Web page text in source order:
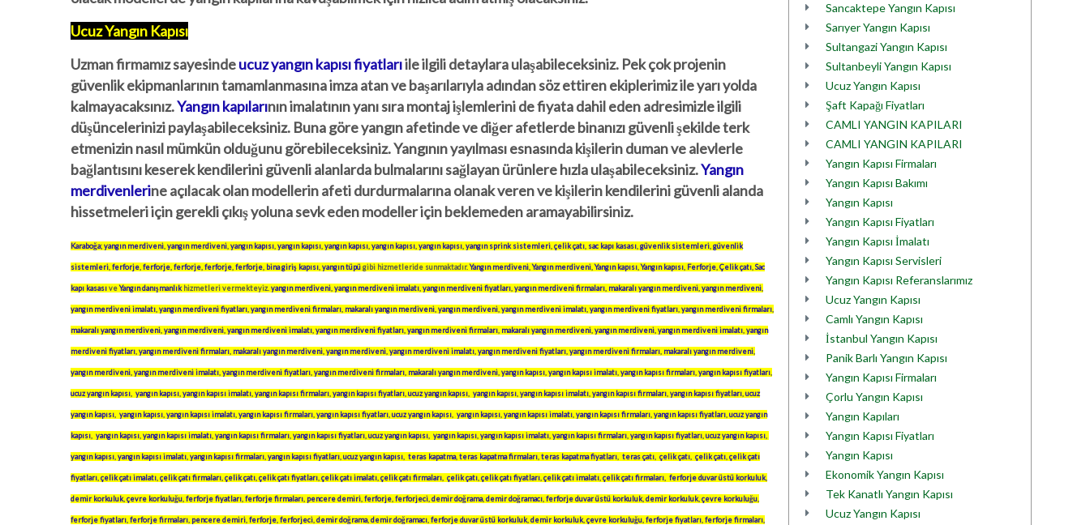
Ucuz Yangın Kapısı
Uzman firmamız sayesindeucuz yangın kapısı fiyatlarıile ilgili detaylara ulaşabileceksiniz. Pek çok projenin
güvenlik ekipmanlarının tamamlanmasına imza atan ve başarılarıyla adından söz ettiren ekiplerimiz ile yarı yolda
kalmayacaksınız.Yangın kapılarının imalatının yanı sıra montaj işlemlerini de fiyata dahil eden adresimizle ilgili
düşüncelerinizi paylaşabileceksiniz. Buna göre yangın afetinde ve diğer afetlerde binanızı güvenli şekilde terk
etmenizin nasıl mümkün olduğunu görebileceksiniz. Yangının yayılması esnasında kişilerin duman ve alevlerle
bağlantısını keserek kendilerini güvenli alanlarda bulmalarını sağlayan ürünlere hızla ulaşabileceksiniz.Yangın
merdivenlerine açılacak olan modellerin afeti durdurmalarına olanak veren ve kişilerin kendilerini güvenli alanda
hissetmeleri için gerekli çıkış yoluna sevk eden modeller için beklemeden aramayabilirsiniz.
Karaboğa;yangın merdiveni yangın merdiveni yangın kapısı yangın kapısı yangın kapısı yangın kapısı yangın kapısı yangın sprink sistemleri çelik çatı sac kapı kasası güvenlik sistemleri güvenlik
sistemleri ferforje ferforje ferforje ferforje ferforje bina giriş kapısı yangın tüpügibi hizmetleride sunmaktadır.Yangın merdiveni ,Yangın merdiveni ,Yangın kapısı ,Yangın kapısı Ferforje Çelik çatı Sac
kapı kasasıveYangın danışmanlıkhizmetleri vermekteyiz. yangın merdiveni yangın merdiveni imalatı yangın merdiveni fiyatları yangın merdiveni firmaları makaralı yangın merdiveni yangın merdiveni
yangın merdiveni imalatı yangın merdiveni fiyatları yangın merdiveni firmaları makaralı yangın merdiveni yangın merdiveni yangın merdiveni imalatı yangın merdiveni fiyatları yangın merdiveni firmaları
makaralı yangın merdiveni yangın merdiveni yangın merdiveni imalatı yangın merdiveni fiyatları yangın merdiveni firmaları makaralı yangın merdiveni yangın merdiveni yangın merdiveni imalatı yangın
merdiveni fiyatları yangın merdiveni firmaları makaralı yangın merdiveni yangın merdiveni yangın merdiveni imalatı yangın merdiveni fiyatları yangın merdiveni firmaları makaralı yangın merdiveni
yangın merdiveni yangın merdiveni imalatı yangın merdiveni fiyatları yangın merdiveni firmaları makaralı yangın merdiveni yangın kapısı yangın kapısı imalatı yangın kapısı firmaları yangın kapısı fiyatları
ucuz yangın kapısı yangın kapısı yangın kapısı imalatı yangın kapısı firmaları yangın kapısı fiyatları ucuz yangın kapısı yangın kapısı yangın kapısı imalatı yangın kapısı firmaları yangın kapısı fiyatları ucuz
yangın kapısı yangın kapısı yangın kapısı imalatı yangın kapısı firmaları yangın kapısı fiyatları ucuz yangın kapısı yangın kapısı yangın kapısı imalatı yangın kapısı firmaları yangın kapısı fiyatları ucuz yangın
kapısı yangın kapısı yangın kapısı imalatı yangın kapısı firmaları yangın kapısı fiyatları ucuz yangın kapısı yangın kapısı yangın kapısı imalatı yangın kapısı firmaları yangın kapısı fiyatları ucuz yangın kapısı
yangın kapısı yangın kapısı imalatı yangın kapısı firmaları yangın kapısı fiyatları ucuz yangın kapısı teras kapatma, teras kapatma firmaları teras kapatma fiyatları teras çatı çelik çatı çelik çatı çelik çatı
fiyatları çelik çatı imalatı çelik çatı firmaları çelik çatı çelik çatı fiyatları çelik çatı imalatı çelik çatı firmaları çelik çatı çelik çatı fiyatları çelik çatı imalatı çelik çatı firmaları ferforje duvar üstü korkuluk,
demir korkuluk, çevre korkuluğu ferforje fiyatları ferforje firmaları pencere demiri ferforje ferforjeci demir doğrama, demir doğramacı ferforje duvar üstü korkuluk, demir korkuluk, çevre korkuluğu
ferforje fiyatları ferforje firmaları pencere demiri ferforje ferforjeci demir doğrama, demir doğramacı ferforje duvar üstü korkuluk, demir korkuluk, çevre korkuluğu ferforje fiyatları ferforje firmaları
Sancaktepe Yangın Kapısı
Sarıyer Yangın Kapısı
Sultangazi Yangın Kapısı
Sultanbeyli Yangın Kapısı
Ucuz Yangın Kapısı
Şaft Kapağı Fiyatları
CAMLI YANGIN KAPILARI
CAMLI YANGIN KAPILARI
Yangın Kapısı Firmaları
Yangın Kapısı Bakımı
Yangın Kapısı
Yangın Kapısı Fiyatları
Yangın Kapısı İmalatı
Yangın Kapısı Servisleri
Yangın Kapısı Referanslarımız
Ucuz Yangın Kapısı
Camlı Yangın Kapısı
İstanbul Yangın Kapısı
Panik Barlı Yangın Kapısı
Yangın Kapısı Firmaları
Çorlu Yangın Kapısı
Yangın Kapıları
Yangın Kapısı Fiyatları
Yangın Kapısı
Ekonomik Yangın Kapısı
Tek Kanatlı Yangın Kapısı
Ucuz Yangın Kapısı